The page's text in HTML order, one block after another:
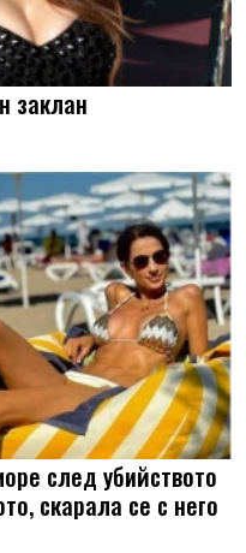
заклан
след убийството
скарала се с него